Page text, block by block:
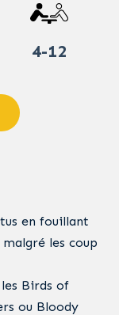
4-12
en fouillant
les coup
Birds of
ou Bloody